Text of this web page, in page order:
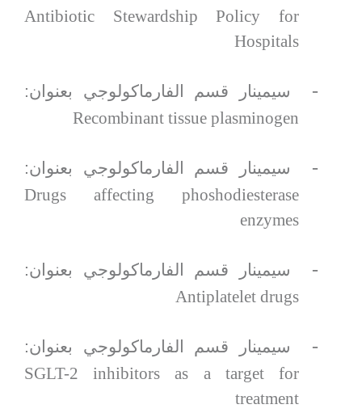
Antibiotic Stewardship Policy for
Hospitals
-
سيمينار قسم الفارماكولوجي بعنوان:
Recombinant tissue plasminogen
-
سيمينار قسم الفارماكولوجي بعنوان:
Drugs affecting phoshodiesterase
enzymes
-
سيمينار قسم الفارماكولوجي بعنوان:
Antiplatelet drugs
-
سيمينار قسم الفارماكولوجي بعنوان:
SGLT-2 inhibitors as a target for
treatment